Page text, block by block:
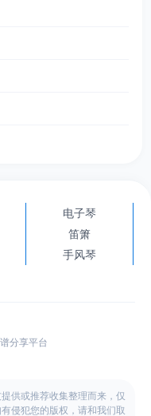
电子琴
笛箫
手风琴
分享平台
供或推荐收集整理而来，仅
侵犯您的版权，请和我们取